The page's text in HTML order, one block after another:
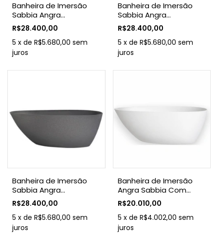
Banheira de Imersão
Sabbia Angra
Duraquartz Preto
Granito Com Válvula
Click Cromada
R$28.400,00
5 x de R$5.680,00 sem
juros
Banheira de Imersão
Sabbia Angra
Duraquartz Marfim
Natural Com Válvula
Click Cromada
R$28.400,00
5 x de R$5.680,00 sem
juros
Banheira de Imersão
Sabbia Angra
Duraquartz Cinza
Urbano Com Válvula
Click Cromada
R$28.400,00
5 x de R$5.680,00 sem
juros
Banheira de Imersão
Angra Sabbia Com
Válvula Click Cromada
R$20.010,00
5 x de R$4.002,00 sem
juros